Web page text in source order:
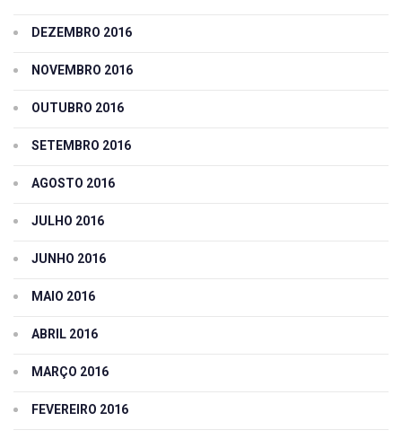
DEZEMBRO 2016
NOVEMBRO 2016
OUTUBRO 2016
SETEMBRO 2016
AGOSTO 2016
JULHO 2016
JUNHO 2016
MAIO 2016
ABRIL 2016
MARÇO 2016
FEVEREIRO 2016